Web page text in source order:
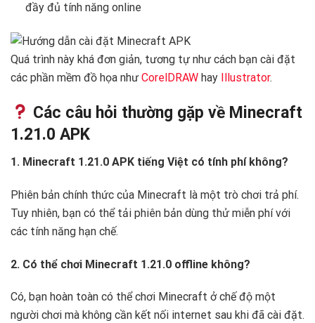
đầy đủ tính năng online
Quá trình này khá đơn giản, tương tự như cách bạn cài đặt
các phần mềm đồ họa như CorelDRAW hay Illustrator.
Các câu hỏi thường gặp về Minecraft
1.21.0 APK
1. Minecraft 1.21.0 APK tiếng Việt có tính phí không?
Phiên bản chính thức của Minecraft là một trò chơi trả phí.
Tuy nhiên, bạn có thể tải phiên bản dùng thử miễn phí với
các tính năng hạn chế.
2. Có thể chơi Minecraft 1.21.0 offline không?
Có, bạn hoàn toàn có thể chơi Minecraft ở chế độ một
người chơi mà không cần kết nối internet sau khi đã cài đặt.